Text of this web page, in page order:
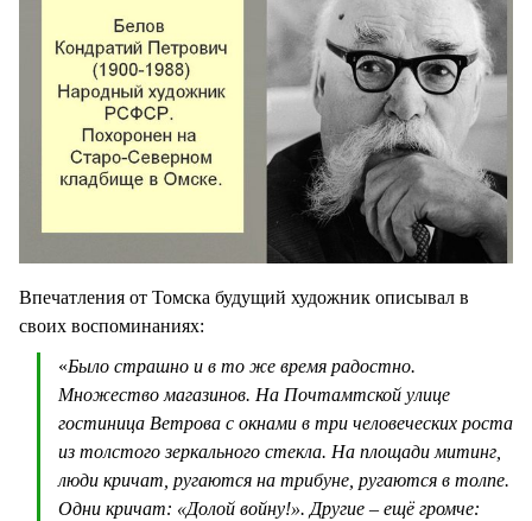
Впечатления от Томска будущий художник описывал в
своих воспоминаниях:
«Было страшно и в то же время радостно.
Множество магазинов. На Почтамтской улице
гостиница Ветрова с окнами в три человеческих роста
из толстого зеркального стекла. На площади митинг,
люди кричат, ругаются на трибуне, ругаются в толпе.
Одни кричат: «Долой войну!». Другие – ещё громче: